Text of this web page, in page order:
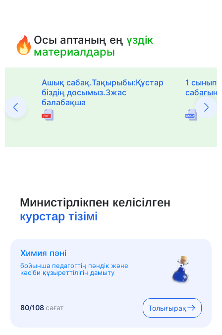
Осы аптаның еңүздік
материалдары
Ашық сабақ.Тақырыбы:Құстар
біздің досымыз.3жас
балабақша
1
Министірлікпен келісілген
курстар тізімі
Химия пәні
бойынша педагогтің пәндік және
кәсіби құзыреттілігін дамыту
80/108сағат Толығырақ